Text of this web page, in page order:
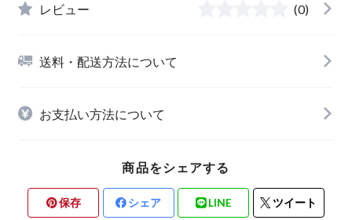
レビュー (0)
送料・配送方法について
お支払い方法について
商品をシェアする
保存 シェア LINE ツイート